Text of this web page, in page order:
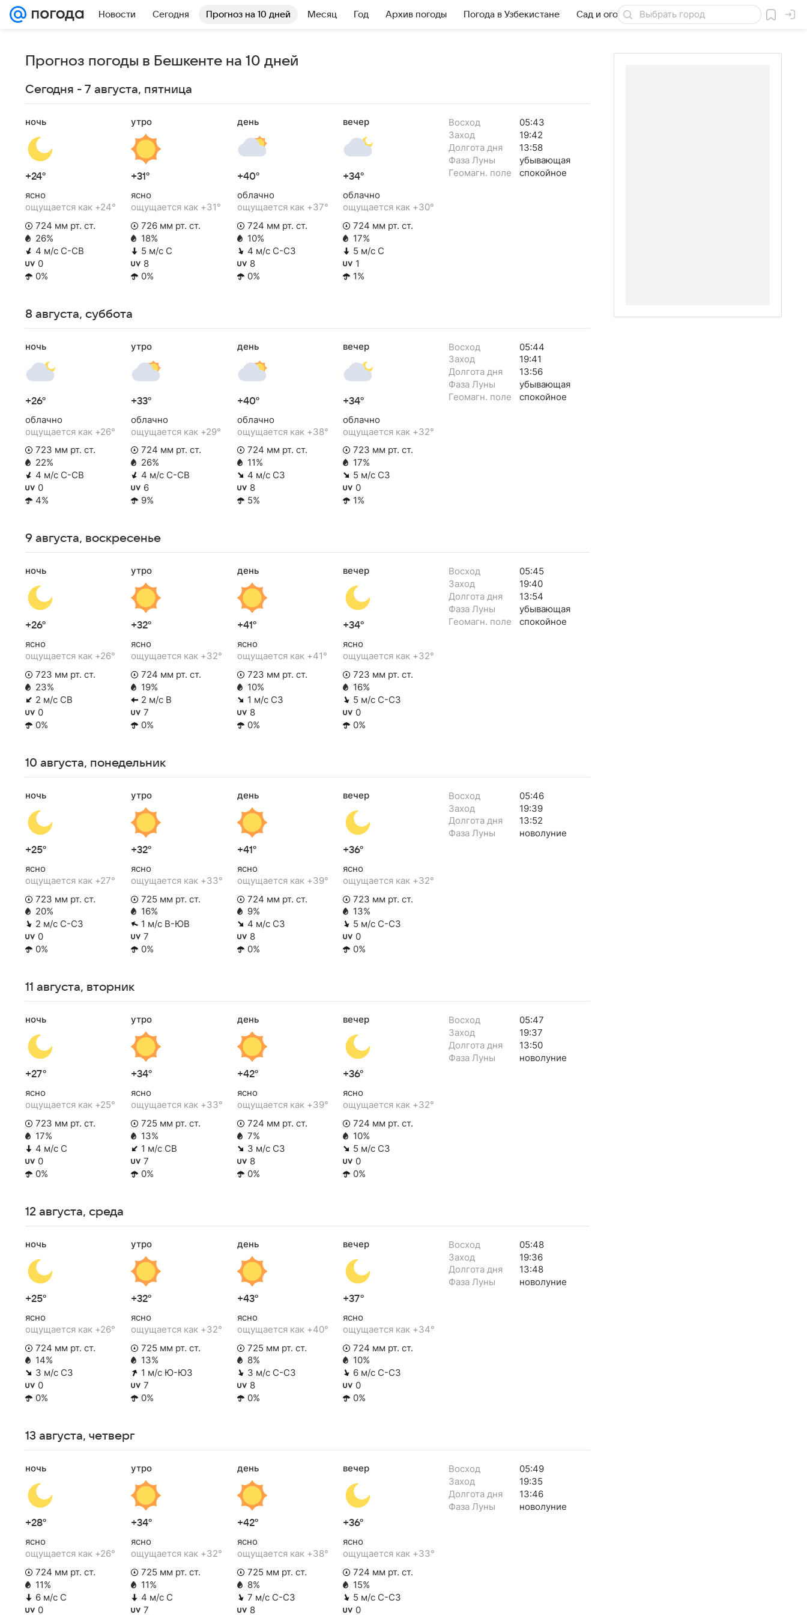
Новости Сегодня Прогноз на 10 дней Месяц Год Архив погоды Погода в Узбекистане Сад и огород Товары для дачи
Прогноз погоды в Бешкенте на 10 дней
Сегодня - 7 августа, пятница
ночь
+24°
ясно
ощущается как +24°
724 мм рт. ст.
26%
4 м/с С-СВ
0
0%
утро
+31°
ясно
ощущается как +31°
726 мм рт. ст.
18%
5 м/с С
8
0%
день
+40°
облачно
ощущается как +37°
724 мм рт. ст.
10%
4 м/с С-СЗ
8
0%
вечер
+34°
облачно
ощущается как +30°
724 мм рт. ст.
17%
5 м/с С
1
1%
Восход
05:43
Заход
19:42
Долгота дня
13:58
Фаза Луны
убывающая
Геомагн. поле
спокойное
8 августа, суббота
ночь
+26°
облачно
ощущается как +26°
723 мм рт. ст.
22%
4 м/с С-СВ
0
4%
утро
+33°
облачно
ощущается как +29°
724 мм рт. ст.
26%
4 м/с С-СВ
6
9%
день
+40°
облачно
ощущается как +38°
724 мм рт. ст.
11%
4 м/с СЗ
8
5%
вечер
+34°
облачно
ощущается как +32°
723 мм рт. ст.
17%
5 м/с СЗ
0
1%
Восход
05:44
Заход
19:41
Долгота дня
13:56
Фаза Луны
убывающая
Геомагн. поле
спокойное
9 августа, воскресенье
ночь
+26°
ясно
ощущается как +26°
723 мм рт. ст.
23%
2 м/с СВ
0
0%
утро
+32°
ясно
ощущается как +32°
724 мм рт. ст.
19%
2 м/с В
7
0%
день
+41°
ясно
ощущается как +41°
723 мм рт. ст.
10%
1 м/с СЗ
8
0%
вечер
+34°
ясно
ощущается как +32°
723 мм рт. ст.
16%
5 м/с С-СЗ
0
0%
Восход
05:45
Заход
19:40
Долгота дня
13:54
Фаза Луны
убывающая
Геомагн. поле
спокойное
10 августа, понедельник
ночь
+25°
ясно
ощущается как +27°
723 мм рт. ст.
20%
2 м/с С-СЗ
0
0%
утро
+32°
ясно
ощущается как +33°
725 мм рт. ст.
16%
1 м/с В-ЮВ
7
0%
день
+41°
ясно
ощущается как +39°
724 мм рт. ст.
9%
4 м/с СЗ
8
0%
вечер
+36°
ясно
ощущается как +32°
723 мм рт. ст.
13%
5 м/с С-СЗ
0
0%
Восход
05:46
Заход
19:39
Долгота дня
13:52
Фаза Луны
новолуние
11 августа, вторник
ночь
+27°
ясно
ощущается как +25°
723 мм рт. ст.
17%
4 м/с С
0
0%
утро
+34°
ясно
ощущается как +33°
725 мм рт. ст.
13%
1 м/с СВ
7
0%
день
+42°
ясно
ощущается как +39°
724 мм рт. ст.
7%
3 м/с СЗ
8
0%
вечер
+36°
ясно
ощущается как +32°
724 мм рт. ст.
10%
5 м/с СЗ
0
0%
Восход
05:47
Заход
19:37
Долгота дня
13:50
Фаза Луны
новолуние
12 августа, среда
ночь
+25°
ясно
ощущается как +26°
724 мм рт. ст.
14%
3 м/с СЗ
0
0%
утро
+32°
ясно
ощущается как +32°
725 мм рт. ст.
13%
1 м/с Ю-ЮЗ
7
0%
день
+43°
ясно
ощущается как +40°
725 мм рт. ст.
8%
3 м/с С-СЗ
8
0%
вечер
+37°
ясно
ощущается как +34°
724 мм рт. ст.
10%
6 м/с С-СЗ
0
0%
Восход
05:48
Заход
19:36
Долгота дня
13:48
Фаза Луны
новолуние
13 августа, четверг
ночь
+28°
ясно
ощущается как +26°
724 мм рт. ст.
11%
6 м/с С
0
утро
+34°
ясно
ощущается как +32°
725 мм рт. ст.
11%
4 м/с С
7
день
+42°
ясно
ощущается как +38°
725 мм рт. ст.
8%
7 м/с С-СЗ
8
вечер
+36°
ясно
ощущается как +33°
724 мм рт. ст.
15%
5 м/с С-СЗ
0
Восход
05:49
Заход
19:35
Долгота дня
13:46
Фаза Луны
новолуние